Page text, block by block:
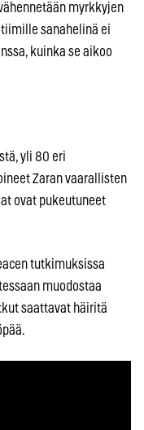
myrkkyjen
sanahelinä ei
kuinka se aikoo
yli 80 eri
Zaran vaarallisten
ovat pukeutuneet
tutkimuksissa
muodostaa
saattavat häiritä